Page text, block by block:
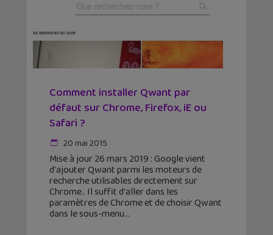
Comment installer Qwant par
défaut sur Chrome, Firefox, iE ou
Safari ?
20 mai 2015
Mise à jour 26 mars 2019 : Google vient
d'ajouter Qwant parmi les moteurs de
recherche utilisables directement sur
Chrome.. Il suffit d'aller dans les
paramètres de Chrome et de choisir Qwant
dans le sous-menu